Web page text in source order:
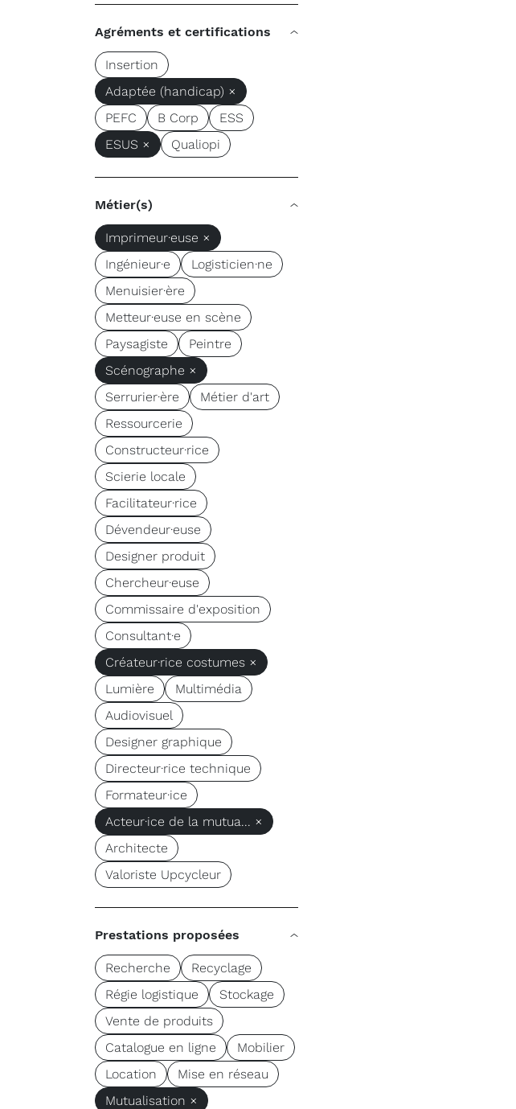
Agréments et certifications
Insertion
Adaptée (handicap) ×
PEFC
B Corp
ESS
ESUS ×
Qualiopi
Métier(s)
Imprimeur·euse ×
Ingénieur·e
Logisticien·ne
Menuisier·ère
Metteur·euse en scène
Paysagiste
Peintre
Scénographe ×
Serrurier·ère
Métier d'art
Ressourcerie
Constructeur·rice
Scierie locale
Facilitateur·rice
Dévendeur·euse
Designer produit
Chercheur·euse
Commissaire d'exposition
Consultant·e
Créateur·rice costumes ×
Lumière
Multimédia
Audiovisuel
Designer graphique
Directeur·rice technique
Formateur·ice
Acteur·ice de la mutua... ×
Architecte
Valoriste Upcycleur
Prestations proposées
Recherche
Recyclage
Régie logistique
Stockage
Vente de produits
Catalogue en ligne
Mobilier
Location
Mise en réseau
Mutualisation ×